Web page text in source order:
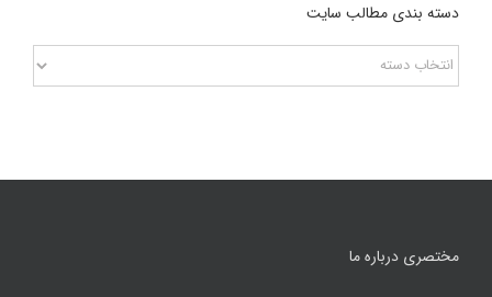
دسته بندی مطالب سایت
دسته
بندی
مختصری درباره ما